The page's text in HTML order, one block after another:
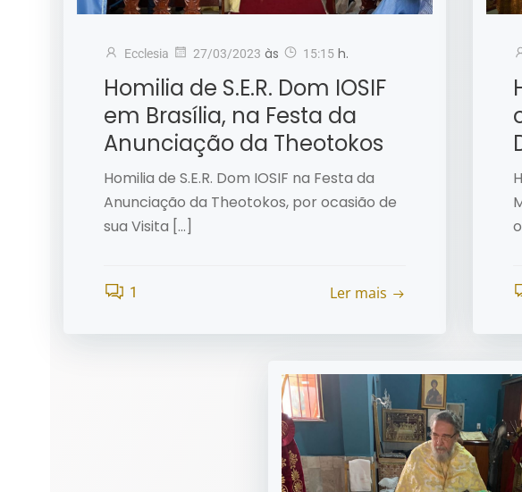
Ecclesia 27/03/2023 às 15:15 h.
Homilia de S.E.R. Dom IOSIF
em Brasília, na Festa da
Anunciação da Theotokos
Homilia de S.E.R. Dom IOSIF na Festa da
Anunciação da Theotokos, por ocasião de
sua Visita […]
1 Ler mais